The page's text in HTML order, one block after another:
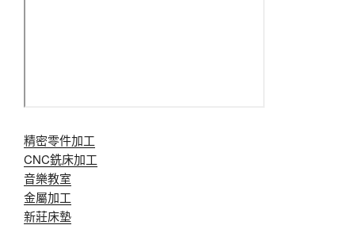
精密零件加工
CNC銑床加工
音樂教室
金屬加工
新莊床墊